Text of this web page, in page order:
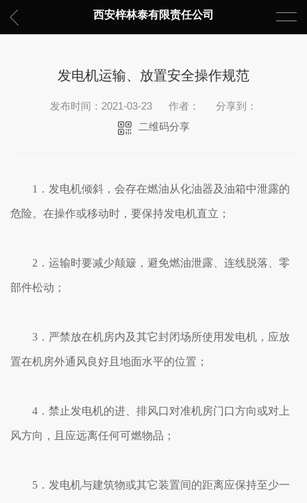
西安梓林泰有限责任公司
发电机运输、放置安全操作规范
发布时间：2021-03-23 作者：
分享到：
二维码分享
1．发电机倾斜，会存在燃油从化油器及油箱中泄露的
危险。在操作或移动时，要保持发电机直立；
2．运输时要减少颠簸，避免燃油泄露、连线脱落、零
部件松动；
3．严禁放在机房内及其它封闭场所使用发电机，应放
置在机房外通风良好且地面水平的位置；
4．禁止发电机的进、排风口对准机房门口方向或对上
风方向，且应远离任何可燃物品；
5．发电机与建筑物或其它装置间的距离应保持至少一